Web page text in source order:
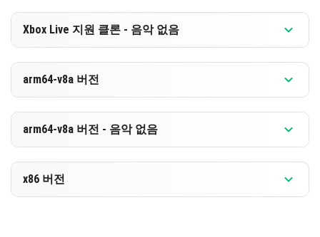
[255.04 MB]
Xbox Live 지원 클론 - 음악 없음
[255.04 MB]
arm64-v8a 버전
arm64-v8a 버전 - 음악 없음
x86 버전